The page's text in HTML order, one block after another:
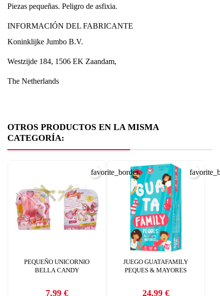
Piezas pequeñas. Peligro de asfixia.
INFORMACIÓN DEL FABRICANTE
Koninklijke Jumbo B.V.
Westzijde 184, 1506 EK Zaandam,
The Netherlands
OTROS PRODUCTOS EN LA MISMA
CATEGORÍA:
PEQUEÑO UNICORNIO
BELLA CANDY
7,99 €
favorite_border
JUEGO GUATAFAMILY
PEQUES & MAYORES
24,99 €